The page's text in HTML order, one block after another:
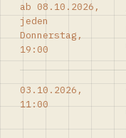
ab 08.10.2026,
jeden
Donnerstag,
19:00
03.10.2026,
11:00